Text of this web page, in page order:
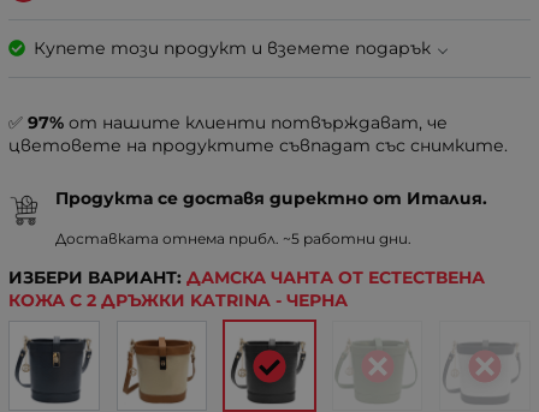
Купете този продукт и вземете подарък
✅ 97% от нашите клиенти потвърждават, че
цветовете на продуктите съвпадат със снимките.
Продукта се доставя директно от Италия.
Доставката отнема прибл. ~5 работни дни.
ИЗБЕРИ ВАРИАНТ: ДАМСКА ЧАНТА ОТ ЕСТЕСТВЕНА
КОЖА С 2 ДРЪЖКИ KATRINA - ЧЕРНА